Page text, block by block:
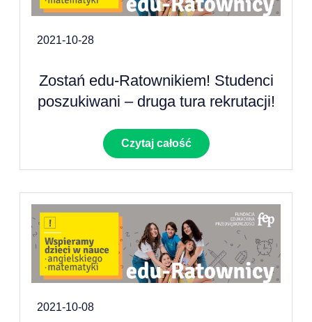
2021-10-28
Zostań edu-Ratownikiem! Studenci
poszukiwani – druga tura rekrutacji!
Czytaj całość
2021-10-08